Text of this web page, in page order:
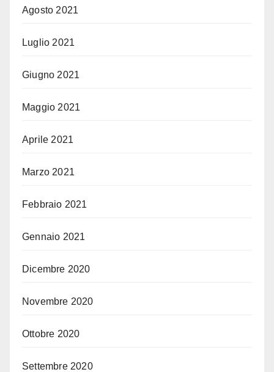
Agosto 2021
Luglio 2021
Giugno 2021
Maggio 2021
Aprile 2021
Marzo 2021
Febbraio 2021
Gennaio 2021
Dicembre 2020
Novembre 2020
Ottobre 2020
Settembre 2020